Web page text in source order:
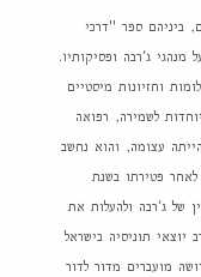
ביניהם ספר "דרכי
ג'רבה ופסיקותיו.
חלומות וחזיונות מיסטיים
לשמירה, רפואה
עצומה, והוא נחשב
פטירתו בשנת
של ג'רבה ולהעלות את
יוצאי תוניסיה בישראל
מועברים מדור לדור